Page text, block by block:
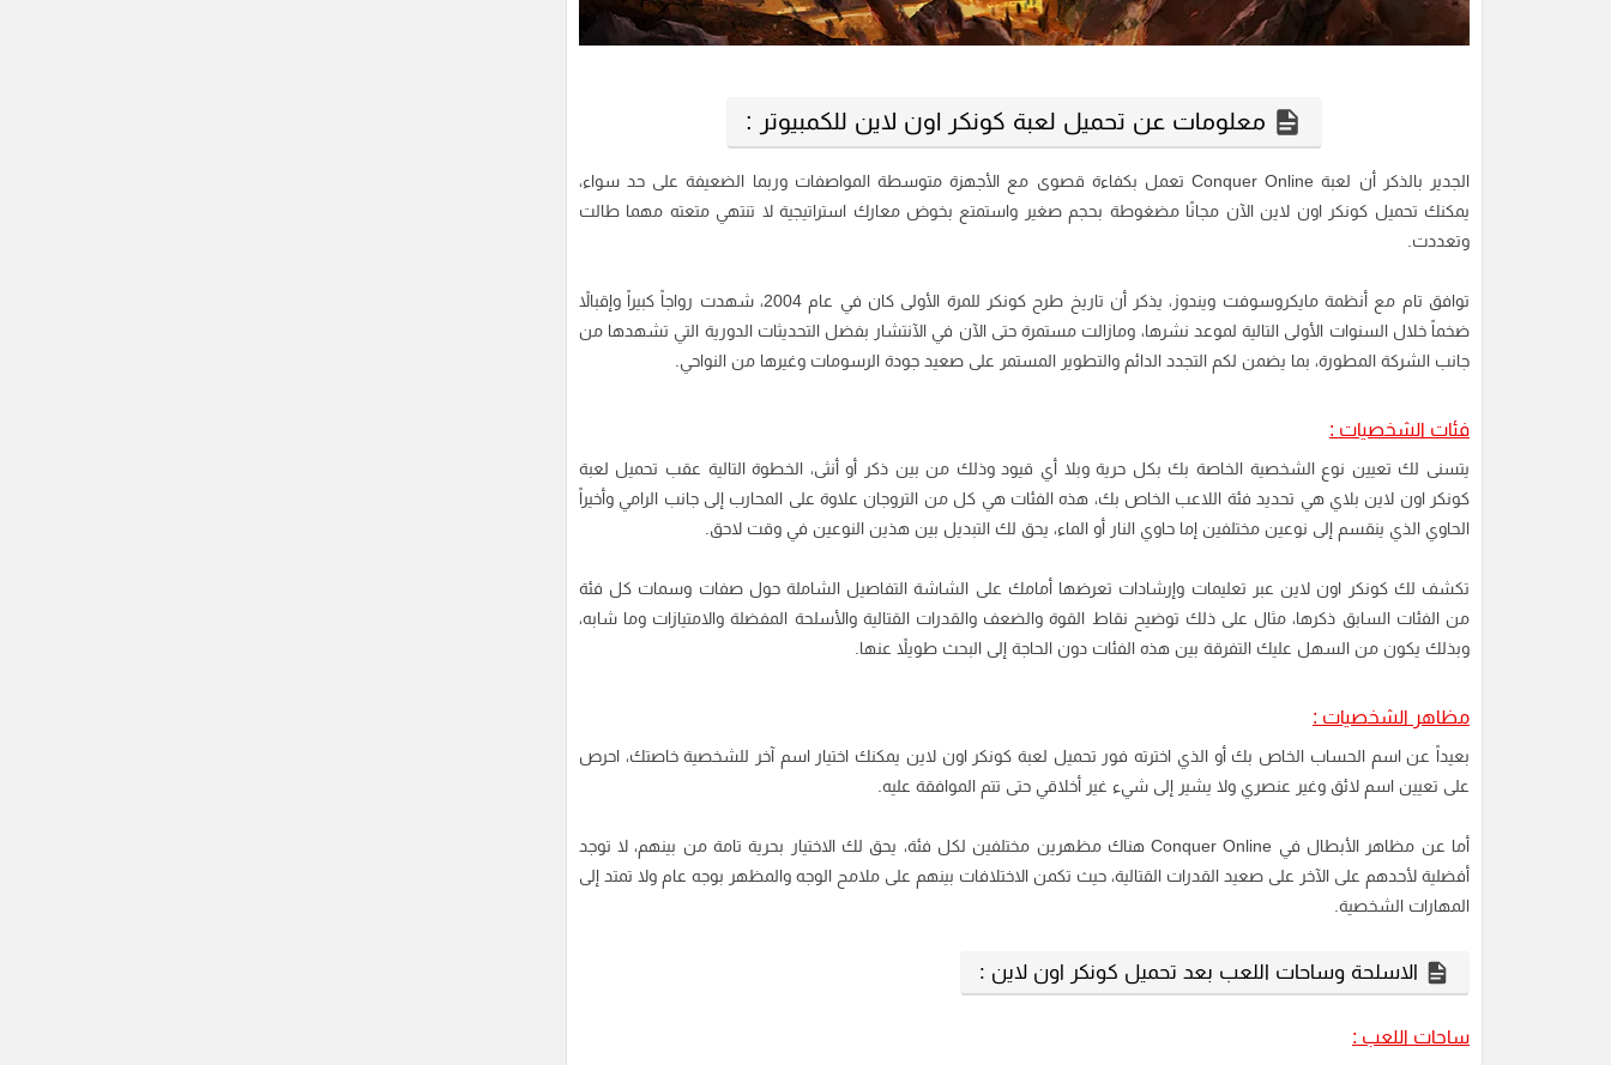
معلومات عن تحميل لعبة كونكر اون لاين للكمبيوتر :
الجدير بالذكر أن لعبة Conquer Online تعمل بكفاءة قصوى مع الأجهزة متوسطة المواصفات وربما الضعيفة على حد سواء،
يمكنك تحميل كونكر اون لاين الآن مجانًا مضغوطة بحجم صغير واستمتع بخوض معارك استراتيجية لا تنتهي متعته مهما طالت
وتعددت.
توافق تام مع أنظمة مايكروسوفت ويندوز، يذكر أن تاريخ طرح كونكر للمرة الأولى كان في عام 2004، شهدت رواجاً كبيراً وإقبالاً
ضخماً خلال السنوات الأولى التالية لموعد نشرها، ومازالت مستمرة حتى الآن في الآنتشار بفضل التحديثات الدورية التي تشهدها من
جانب الشركة المطورة، بما يضمن لكم التجدد الدائم والتطوير المستمر على صعيد جودة الرسومات وغيرها من النواحي.
فئات الشخصيات :
يتسنى لك تعيين نوع الشخصية الخاصة بك بكل حرية وبلا أي قيود وذلك من بين ذكر أو أنثى، الخطوة التالية عقب تحميل لعبة
كونكر اون لاين بلاي هي تحديد فئة اللاعب الخاص بك، هذه الفئات هي كل من التروجان علاوة على المحارب إلى جانب الرامي وأخيراً
الحاوي الذي ينقسم إلى نوعين مختلفين إما حاوي النار أو الماء، يحق لك التبديل بين هذين النوعين في وقت لاحق.
تكشف لك كونكر اون لاين عبر تعليمات وإرشادات تعرضها أمامك على الشاشة التفاصيل الشاملة حول صفات وسمات كل فئة
من الفئات السابق ذكرها، مثال على ذلك توضيح نقاط القوة والضعف والقدرات القتالية والأسلحة المفضلة والامتيازات وما شابه،
وبذلك يكون من السهل عليك التفرقة بين هذه الفئات دون الحاجة إلى البحث طويلاً عنها.
مظاهر الشخصيات :
بعيداً عن اسم الحساب الخاص بك أو الذي اخترته فور تحميل لعبة كونكر اون لاين يمكنك اختيار اسم آخر للشخصية خاصتك، احرص
على تعيين اسم لائق وغير عنصري ولا يشير إلى شيء غير أخلاقي حتى تتم الموافقة عليه.
أما عن مظاهر الأبطال في Conquer Online هناك مظهرين مختلفين لكل فئة، يحق لك الاختيار بحرية تامة من بينهم، لا توجد
أفضلية لأحدهم على الآخر على صعيد القدرات القتالية، حيث تكمن الاختلافات بينهم على ملامح الوجه والمظهر بوجه عام ولا تمتد إلى
المهارات الشخصية.
الاسلحة وساحات اللعب بعد تحميل كونكر اون لاين :
ساحات اللعب :